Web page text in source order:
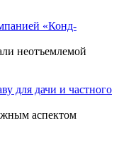
«Конд-
неотъемлемой
для дачи и частного
аспектом